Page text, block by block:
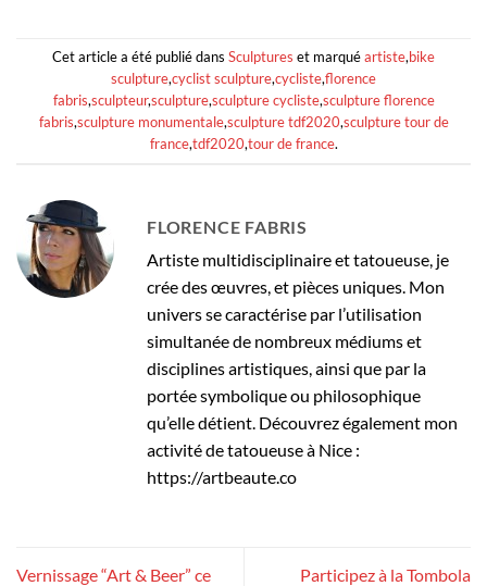
Cet article a été publié dans Sculptures et marquéartiste,bike
sculpture,cyclist sculpture,cycliste,florence
fabris,sculpteur,sculpture,sculpture cycliste,sculpture florence
fabris,sculpture monumentale,sculpture tdf2020,sculpture tour de
france,tdf2020,tour de france.
FLORENCE FABRIS
Artiste multidisciplinaire et tatoueuse, je
crée des œuvres, et pièces uniques. Mon
univers se caractérise par l’utilisation
simultanée de nombreux médiums et
disciplines artistiques, ainsi que par la
portée symbolique ou philosophique
qu’elle détient. Découvrez également mon
activité de tatoueuse à Nice :
https://artbeaute.co
Vernissage “Art & Beer” ce
Participez à la Tombola